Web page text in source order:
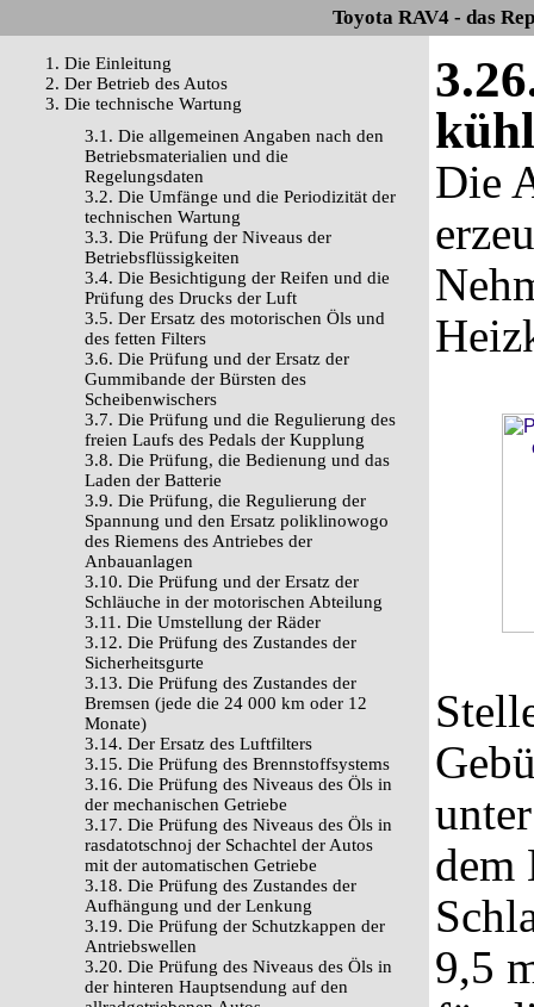
Toyota RAV4 - das
1. Die Einleitung
2. Der Betrieb des Autos
3. Die technische Wartung
3.1. Die allgemeinen Angaben nach den
Betriebsmaterialien und die
Regelungsdaten
3.2. Die Umfänge und die Periodizität der
technischen Wartung
3.3. Die Prüfung der Niveaus der
Betriebsflüssigkeiten
3.4. Die Besichtigung der Reifen und die
Prüfung des Drucks der Luft
3.5. Der Ersatz des motorischen Öls und
des fetten Filters
3.6. Die Prüfung und der Ersatz der
Gummibande der Bürsten des
Scheibenwischers
3.7. Die Prüfung und die Regulierung des
freien Laufs des Pedals der Kupplung
3.8. Die Prüfung, die Bedienung und das
Laden der Batterie
3.9. Die Prüfung, die Regulierung der
Spannung und den Ersatz poliklinowogo
des Riemens des Antriebes der
Anbauanlagen
3.10. Die Prüfung und der Ersatz der
Schläuche in der motorischen Abteilung
3.11. Die Umstellung der Räder
3.12. Die Prüfung des Zustandes der
Sicherheitsgurte
3.13. Die Prüfung des Zustandes der
Bremsen (jede die 24 000 km oder 12
Monate)
3.14. Der Ersatz des Luftfilters
3.15. Die Prüfung des Brennstoffsystems
3.16. Die Prüfung des Niveaus des Öls in
der mechanischen Getriebe
3.17. Die Prüfung des Niveaus des Öls in
rasdatotschnoj der Schachtel der Autos
mit der automatischen Getriebe
3.18. Die Prüfung des Zustandes der
Aufhängung und der Lenkung
3.19. Die Prüfung der Schutzkappen der
Antriebswellen
3.20. Die Prüfung des Niveaus des Öls in
der hinteren Hauptsendung auf den
Die
dem
9,5